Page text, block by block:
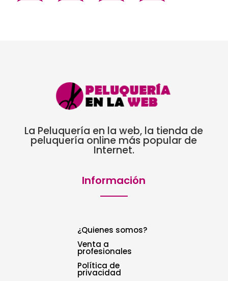
La Peluquería en la web, la tienda de
peluquería online más popular de
Internet.
Información
¿Quienes somos?
Venta a
profesionales
Política de
privacidad